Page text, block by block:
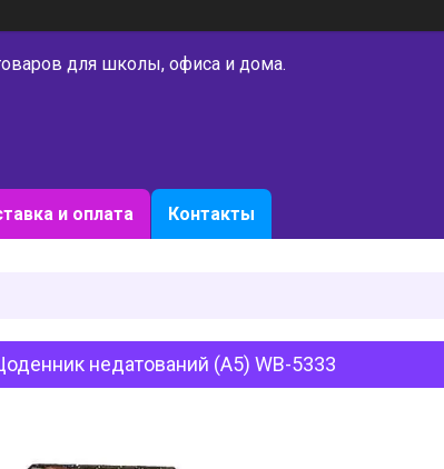
для школы, офиса и дома.
и оплата Контакты
недатований (A5) WB-5333